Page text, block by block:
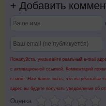
+ Добавить
Пожалуйста, указывайте реальный e-mail
с активационной ссылкой. Комментарий
ссылке. Нам важно знать, что вы реальный
адрес вы будете получать уведомления об
Оценка